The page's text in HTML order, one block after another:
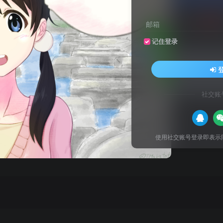
来自AI助手的总结
改并添加自定义CSS以优化搜索表单样式和功能。
zib-search.php
邮箱
记住登录
社交账
使用社交账号登录即表示